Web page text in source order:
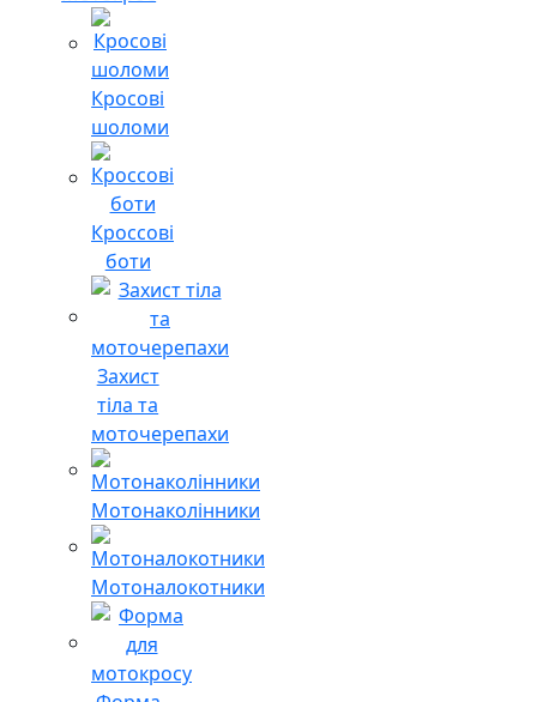
Кросові
шоломи
Кроссові
боти
Захист
тіла та
моточерепахи
Мотонаколінники
Мотоналокотники